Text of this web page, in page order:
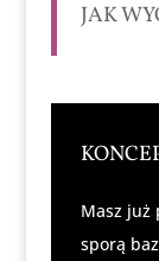
JAK
Masz już
sporą